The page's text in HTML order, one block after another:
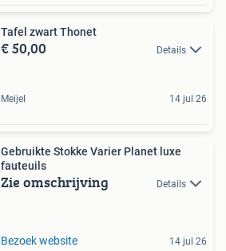
Tafel zwart Thonet
€ 50,00 Details
Meijel 14 jul 26
Gebruikte Stokke Varier Planet luxe
fauteuils
Zie omschrijving Details
Bezoek website 14 jul 26